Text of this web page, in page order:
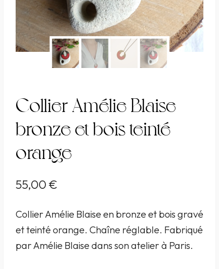
Collier Amélie Blaise
bronze et bois teinté
orange
55,00€
Collier Amélie Blaise en bronze et bois gravé
et teinté orange. Chaîne réglable. Fabriqué
par Amélie Blaise dans son atelier à Paris.